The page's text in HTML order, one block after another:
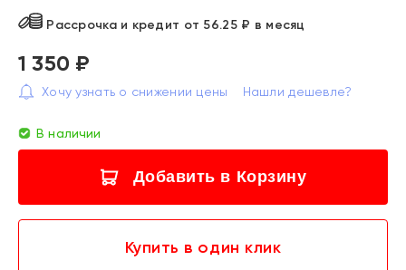
Рассрочка и кредит от 56.25 ₽ в месяц
1 350 ₽
Хочу узнать о снижении цены Нашли дешевле?
В наличии
Добавить в Корзину
Купить в один клик